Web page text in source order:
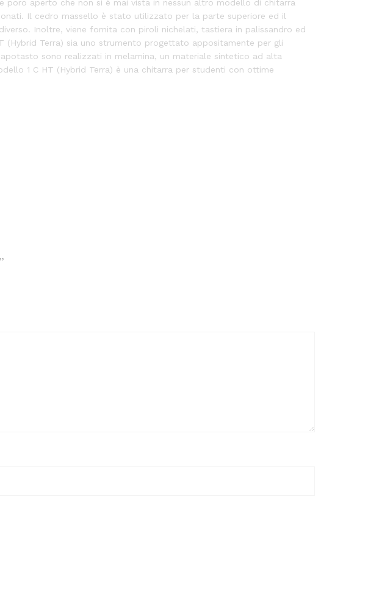
aperto che non si è mai vista in nessun altro modello di chitarra
Il cedro massello è stato utilizzato per la parte superiore ed il
Inoltre, viene fornita con piroli nichelati, tastiera in palissandro ed
(Hybrid Terra) sia uno strumento progettato appositamente per gli
sono realizzati in melamina, un materiale sintetico ad alta
1 C HT (Hybrid Terra) è una chitarra per studenti con ottime